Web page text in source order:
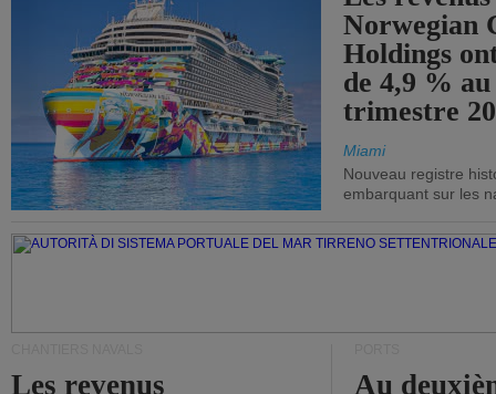
Norwegian
Holdings
de 4,9 %
trimestre
Miami
Nouveau registre
embarquant sur les
Les revenus
Au